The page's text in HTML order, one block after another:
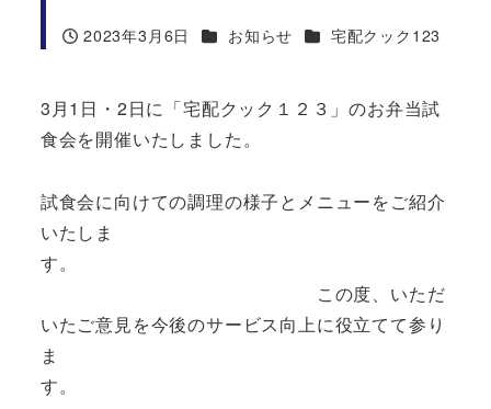
投稿日
2023年3月6日 カテゴリー
お知らせ カテゴリー
宅配クック123
3月1日・2日に「宅配クック１２３」のお弁当試
食会を開催いたしました。
試食会に向けての調理の様子とメニューをご紹介
いたしま
す。
この度、いただ
いたご意見を今後のサービス向上に役立てて参り
ま
す。